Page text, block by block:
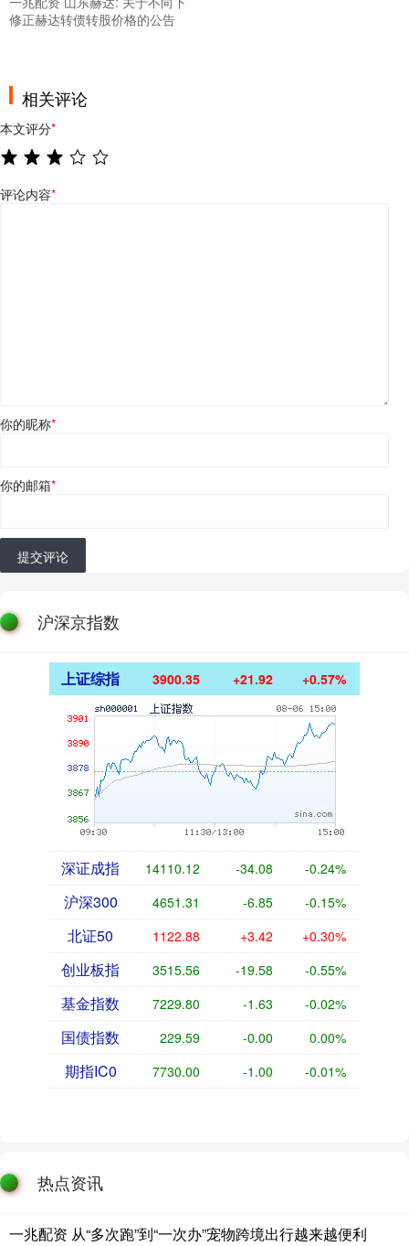
修正赫达转债转股价格的公告
相关评论
本文评分*
评论内容*
你的昵称*
你的邮箱*
提交评论
沪深京指数
上证综指 3900.35 +21.92 +0.57%
深证成指 14110.12 -34.08 -0.24%
沪深300 4651.31 -6.85 -0.15%
北证50 1122.88 +3.42 +0.30%
创业板指 3515.56 -19.58 -0.55%
基金指数 7229.80 -1.63 -0.02%
国债指数 229.59 -0.00 0.00%
期指IC0 7730.00 -1.00 -0.01%
热点资讯
一兆配资 从“多次跑”到“一次办”宠物跨境出行越来越便利